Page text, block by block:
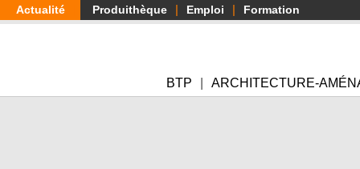
Aller
au
Actualité Produithèque Emploi Formation
BTP ARCHITECTURE-